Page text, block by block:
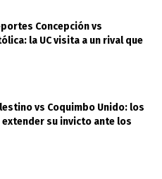
Concepción vs
la UC visita a un rival que
vs Coquimbo Unido: los
su invicto ante los